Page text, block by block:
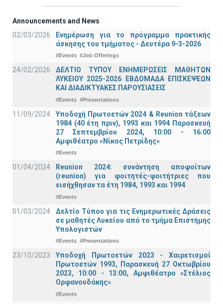
Announcements and News
02/03/2026
Ενημέρωση για το πρόγραμμα πρακτικής
άσκησης του τμήματος - Δευτέρα 9-3-2026
#Events #Job Offerings
24/02/2026
ΔΕΛΤΙΟ ΤΥΠΟΥ ΕΝΗΜΕΡΩΣΕΙΣ ΜΑΘΗΤΩΝ
ΛΥΚΕΙΟΥ 2025-2026 ΕΒΔΟΜΑΔΑ ΕΠΙΣΚΕΨΕΩΝ
ΚΑΙ ΔΙΑΔΙΚΤΥΑΚΕΣ ΠΑΡΟΥΣΙΑΣΕΙΣ
#Events #Presentations
11/09/2024
Υποδοχή Πρωτοετών 2024 & Reunion τάξεων
1984 (40 έτη πριν), 1993 και 1994 Παρασκευή
27 Σεπτεμβρίου 2024, 10:00 - 16:00
Αμφιθέατρο «Νίκος Πετρίδης»
#Events
01/04/2024
Reunion 2024: συνάντηση αποφοίτων
(reunion) για φοιτητές-φοιτήτριες που
εισήχθησαν τα έτη 1984, 1993 και 1994
#Events
01/03/2024
Δελτίο Τύπου για τις Ενημερωτικές Δράσεις
σε μαθητές Λυκείου από το τμήμα Επιστήμης
Υπολογιστών
#Events #Presentations
23/10/2023
Υποδοχή Πρωτοετών 2023 - Χαιρετισμοί
Πρωτοετών 1993, Παρασκευή 27 Οκτωβρίου
2023, 10:00 - 13:00, Αμφιθέατρο «Στέλιος
Ορφανουδάκης»
#Events